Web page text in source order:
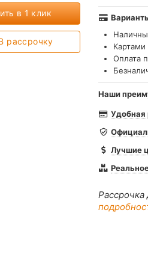
в 1 клик
рассрочку
Картами
Оплата
Наши
Удобная
Лучшие